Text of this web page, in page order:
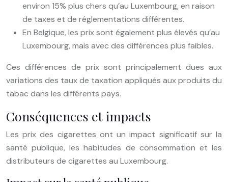
environ 15% plus chers qu’au Luxembourg, en raison
de taxes et de réglementations différentes.
En Belgique, les prix sont également plus élevés qu’au
Luxembourg, mais avec des différences plus faibles.
Ces différences de prix sont principalement dues aux
variations des taux de taxation appliqués aux produits du
tabac dans les différents pays.
Conséquences et impacts
Les prix des cigarettes ont un impact significatif sur la
santé publique, les habitudes de consommation et les
distributeurs de cigarettes au Luxembourg.